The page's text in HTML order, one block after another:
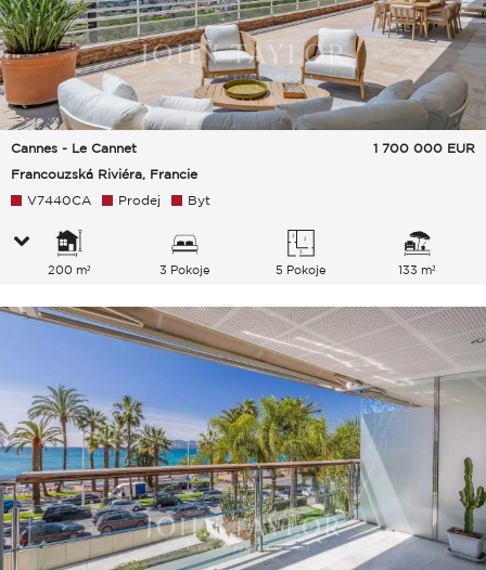
Cannes - Le Cannet
Francouzská Riviéra, Francie
1 700 000 EUR
V7440CA Prodej Byt
200 m² 3 Pokoje 5 Pokoje 133 m²